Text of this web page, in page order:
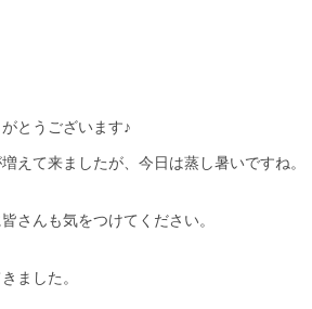
とうございます♪
えて来ましたが、今日は蒸し暑いですね。
さんも気をつけてください。
ました。